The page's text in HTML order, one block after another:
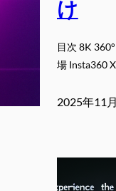
け
目次 8K
場 Insta360
2025年11